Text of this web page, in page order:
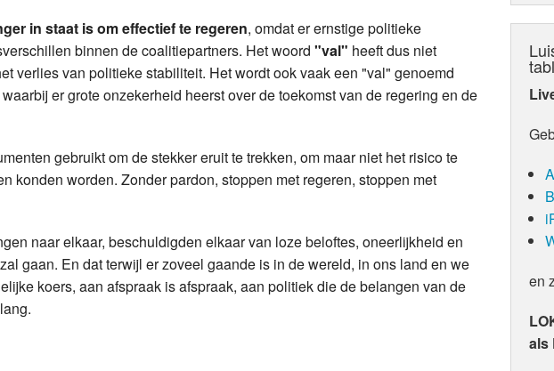
in staat is om effectief te regeren, omdat er ernstige politieke
binnen de coalitiepartners. Het woord "val" heeft dus niet
verlies van politieke stabiliteit. Het wordt ook vaak een "val" genoemd
er grote onzekerheid heerst over de toekomst van de regering en de
gebruikt om de stekker eruit te trekken, om maar niet het risico te
konden worden. Zonder pardon, stoppen met regeren, stoppen met
naar elkaar, beschuldigden elkaar van loze beloftes, oneerlijkheid en
gaan. En dat terwijl er zoveel gaande is in de wereld, in ons land en we
koers, aan afspraak is afspraak, aan politiek die de belangen van de
en
als